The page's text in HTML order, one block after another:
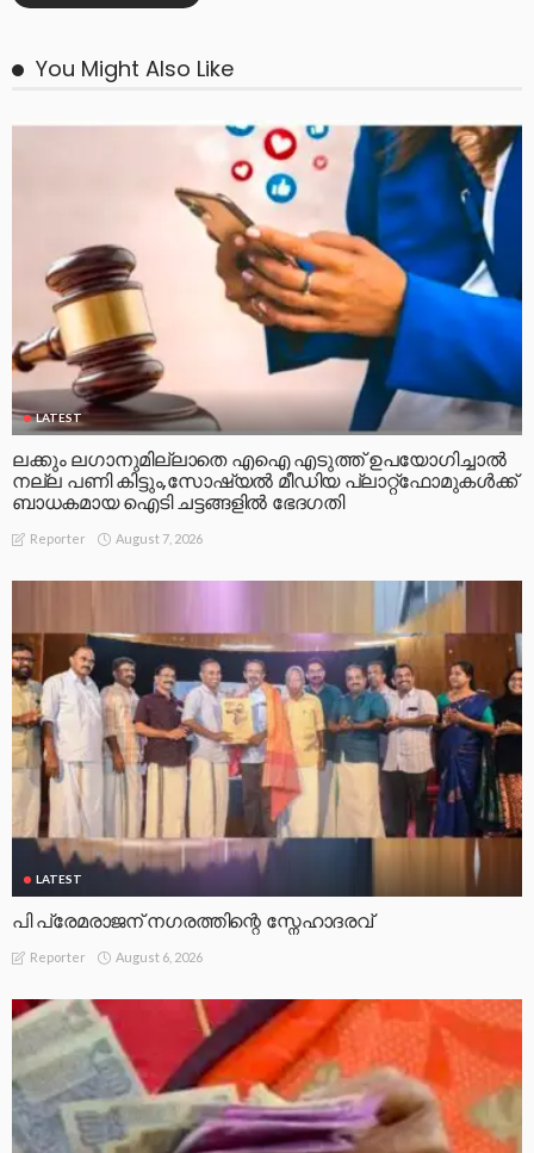
You Might Also Like
LATEST
ലക്കും ലഗാനുമില്ലാതെ എഐ എടുത്ത് ഉപയോഗിച്ചാല്‍
നല്ല പണി കിട്ടും,സോഷ്യല്‍ മീഡിയ പ്ലാറ്റ്‌ഫോമുകള്‍ക്ക്
ബാധകമായ ഐടി ചട്ടങ്ങളില്‍ ഭേദഗതി
Reporter August 7, 2026
LATEST
പി പ്രേമരാജന് നഗരത്തിന്റെ സ്നേഹാദരവ്
Reporter August 6, 2026